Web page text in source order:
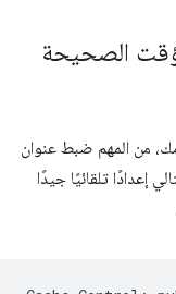
الصحيحة
من المهم ضبط عنوان
إعدادًا تلقائيًا جيدًا